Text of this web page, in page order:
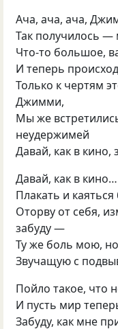
Ача, ача, ача,
Так получилось
Что-то большое,
И теперь
Только к чертям
Джимми,
Мы же
неудержимей
Давай, как в кино,
Давай, как в
Плакать и
Оторву от себя,
забуду —
Ту же боль мою,
Звучащую с
Пойло такое, что
И пусть мир
Забуду, как мне